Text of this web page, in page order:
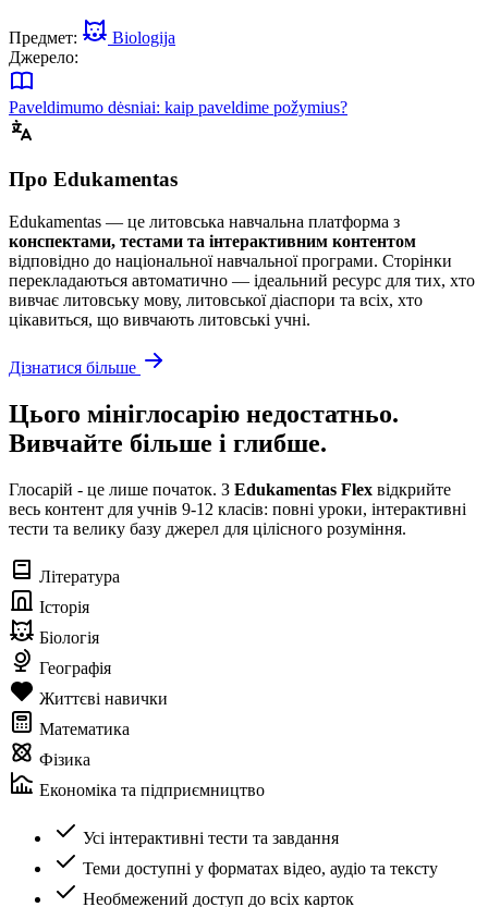
Предмет:
Biologija
Джерело:
Paveldimumo dėsniai: kaip paveldime požymius?
Про Edukamentas
Edukamentas — це литовська навчальна платформа з
конспектами, тестами та інтерактивним контентом
відповідно до національної навчальної програми. Сторінки
перекладаються автоматично — ідеальний ресурс для тих, хто
вивчає литовську мову, литовської діаспори та всіх, хто
цікавиться, що вивчають литовські учні.
Дізнатися більше
Цього мініглосарію недостатньо.
Вивчайте більше і глибше.
Глосарій - це лише початок. З Edukamentas Flex відкрийте
весь контент для учнів 9-12 класів: повні уроки, інтерактивні
тести та велику базу джерел для цілісного розуміння.
Література
Історія
Біологія
Географія
Життєві навички
Математика
Фізика
Економіка та підприємництво
Усі інтерактивні тести та завдання
Теми доступні у форматах відео, аудіо та тексту
Необмежений доступ до всіх карток